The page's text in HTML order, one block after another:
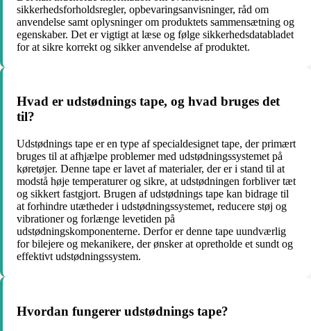
sikkerhedsforholdsregler, opbevaringsanvisninger, råd om
anvendelse samt oplysninger om produktets sammensætning og
egenskaber. Det er vigtigt at læse og følge sikkerhedsdatabladet
for at sikre korrekt og sikker anvendelse af produktet.
Hvad er udstødnings tape, og hvad bruges det
til?
Udstødnings tape er en type af specialdesignet tape, der primært
bruges til at afhjælpe problemer med udstødningssystemet på
køretøjer. Denne tape er lavet af materialer, der er i stand til at
modstå høje temperaturer og sikre, at udstødningen forbliver tæt
og sikkert fastgjort. Brugen af udstødnings tape kan bidrage til
at forhindre utætheder i udstødningssystemet, reducere støj og
vibrationer og forlænge levetiden på
udstødningskomponenterne. Derfor er denne tape uundværlig
for bilejere og mekanikere, der ønsker at opretholde et sundt og
effektivt udstødningssystem.
Hvordan fungerer udstødnings tape?